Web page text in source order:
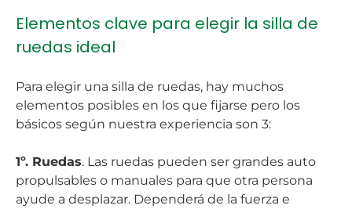
Elementos clave para elegir la silla de
ruedas ideal
Para elegir una silla de ruedas, hay muchos
elementos posibles en los que fijarse pero los
básicos según nuestra experiencia son 3:
1º. Ruedas. Las ruedas pueden ser grandes auto
propulsables o manuales para que otra persona
ayude a desplazar. Dependerá de la fuerza e